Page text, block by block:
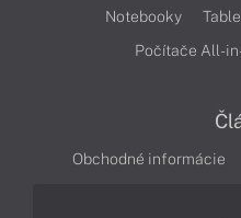
Notebooky
Počítače All-
Obchodné informácie